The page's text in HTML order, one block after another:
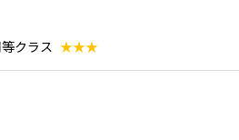
クラス ★★★